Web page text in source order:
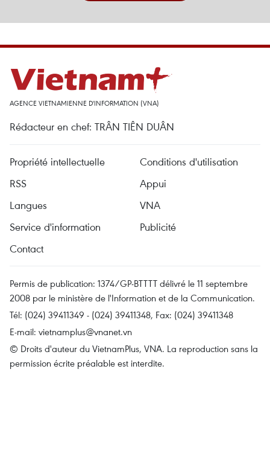
AGENCE VIETNAMIENNE D'INFORMATION (VNA)
Rédacteur en chef: TRÂN TIÊN DUÂN
Propriété intellectuelle
Conditions d'utilisation
RSS
Appui
Langues
VNA
Service d'information
Publicité
Contact
Permis de publication: 1374/GP-BTTTT délivré le 11 septembre
2008 par le ministère de l'Information et de la Communication.
Tél: (024) 39411349 - (024) 39411348, Fax: (024) 39411348
E-mail: vietnamplus@vnanet.vn
© Droits d'auteur du VietnamPlus, VNA. La reproduction sans la
permission écrite préalable est interdite.